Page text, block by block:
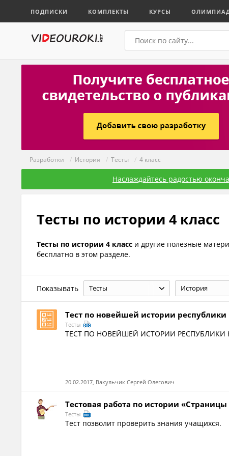
ПОДПИСКИ КОМПЛЕКТЫ КУРСЫ
Разработки / История / Тесты / 4 класс
Наслаждайтесь радостью
Тесты по истории 4 класс
Тесты по истории 4 класс и другие полезные
бесплатно в этом разделе.
Показывать Тесты История
Тест по новейшей истории республики
Тесты
ТЕСТ ПО НОВЕЙШЕЙ ИСТОРИИ РЕСПУБЛИКИ
20.02.2017, Вакульчик Сергей Олегович
Тестовая работа по истории
Тесты
Тест позволит проверить знания учащихся.